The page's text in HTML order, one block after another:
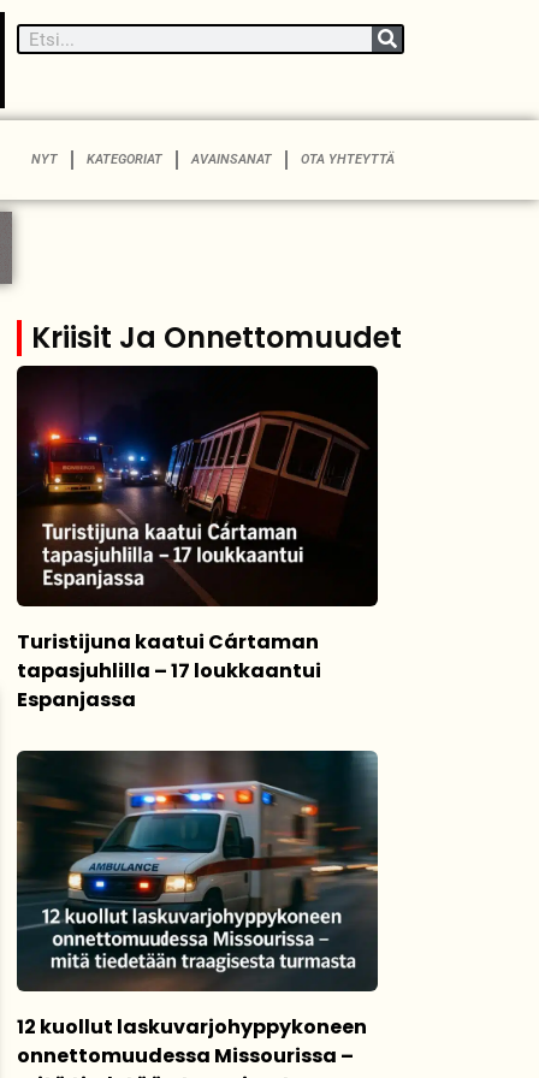
NYT KATEGORIAT AVAINSANAT OTA YHTEYTTÄ
Kriisit Ja Onnettomuudet
Turistijuna kaatui Cártaman
tapasjuhlilla – 17 loukkaantui
Espanjassa
12 kuollut laskuvarjohyppykoneen
onnettomuudessa Missourissa –